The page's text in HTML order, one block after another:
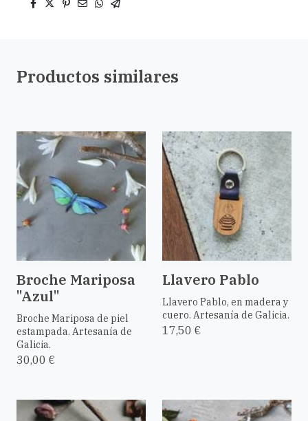
Productos similares
Broche Mariposa
"Azul"
Broche Mariposa de piel
estampada. Artesanía de
Galicia.
30,00 €
Llavero Pablo
Llavero Pablo, en madera y
cuero. Artesanía de Galicia.
17,50 €